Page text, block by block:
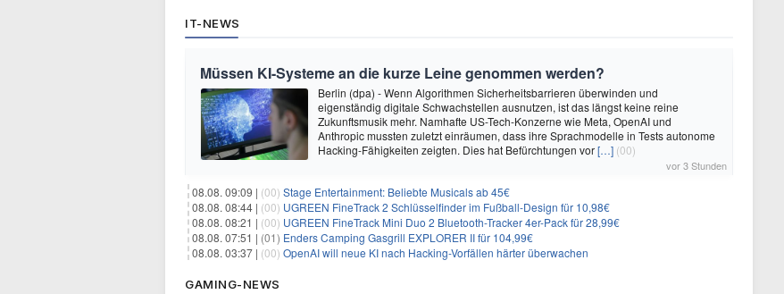
IT-NEWS
Müssen KI-Systeme an die kurze Leine genommen werden?
Berlin (dpa) - Wenn Algorithmen Sicherheitsbarrieren überwinden und
eigenständig digitale Schwachstellen ausnutzen, ist das längst keine reine
Zukunftsmusik mehr. Namhafte US-Tech-Konzerne wie Meta, OpenAI und
Anthropic mussten zuletzt einräumen, dass ihre Sprachmodelle in Tests autonome
Hacking-Fähigkeiten zeigten. Dies hat Befürchtungen vor[…] (00)
vor 3 Stunden
08.08. 09:09 | (00) Stage Entertainment: Beliebte Musicals ab 45€
08.08. 08:44 | (00) UGREEN FineTrack 2 Schlüsselfinder im Fußball-Design für 10,98€
08.08. 08:21 | (00) UGREEN FineTrack Mini Duo 2 Bluetooth-Tracker 4er-Pack für 28,99€
08.08. 07:51 | (01) Enders Camping Gasgrill EXPLORER II für 104,99€
08.08. 03:37 | (00) OpenAI will neue KI nach Hacking-Vorfällen härter überwachen
GAMING-NEWS